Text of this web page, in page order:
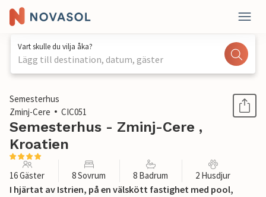
Vart skulle du vilja åka?
Lägg till destination, datum, gäster
1 / 33
Semesterhus
Zminj-Cere
CIC051
Semesterhus - Zminj-Cere ,
Kroatien
16 Gäster 8 Sovrum 8 Badrum 2 Husdjur
I hjärtat av Istrien, på en välskött fastighet med pool,